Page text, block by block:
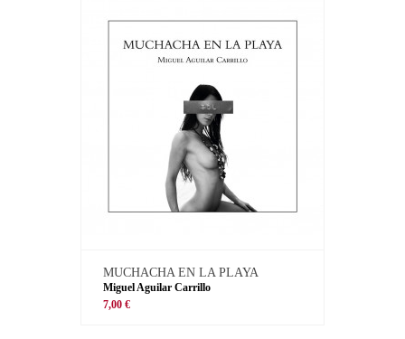
MUCHACHA EN LA PLAYA
Miguel Aguilar Carrillo
7,00 €